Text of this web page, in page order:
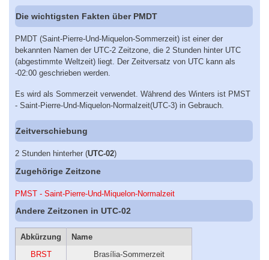
Die wichtigsten Fakten über PMDT
PMDT (Saint-Pierre-Und-Miquelon-Sommerzeit) ist einer der
bekannten Namen der UTC-2 Zeitzone, die 2 Stunden hinter UTC
(abgestimmte Weltzeit) liegt. Der Zeitversatz von UTC kann als
-02:00 geschrieben werden.
Es wird als Sommerzeit verwendet. Während des Winters ist PMST
- Saint-Pierre-Und-Miquelon-Normalzeit(UTC-3) in Gebrauch.
Zeitverschiebung
2 Stunden hinterher (UTC-02)
Zugehörige Zeitzone
PMST - Saint-Pierre-Und-Miquelon-Normalzeit
Andere Zeitzonen in UTC-02
Abkürzung
Name
BRST
Brasília-Sommerzeit